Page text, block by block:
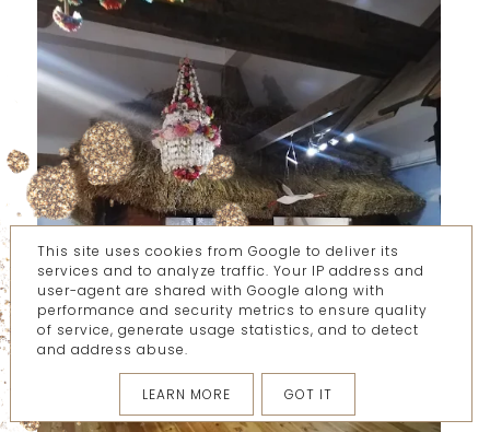
This site uses cookies from Google to deliver its
services and to analyze traffic. Your IP address and
user-agent are shared with Google along with
performance and security metrics to ensure quality
of service, generate usage statistics, and to detect
and address abuse.
LEARN MORE GOT IT